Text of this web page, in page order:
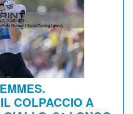
COLPACCIO A